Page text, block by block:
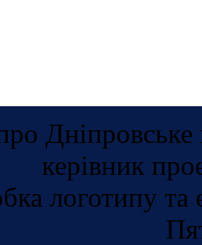
керівник
логотипу та